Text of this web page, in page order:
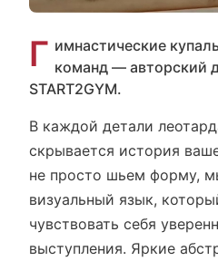
Г имнастические
команд — авторский
START2GYM.
В каждой детали
скрывается история
не просто шьем форму,
визуальный язык,
чувствовать себя
выступления. Яркие